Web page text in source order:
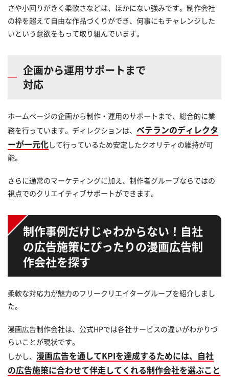
さや小回りがきく柔軟さなどは、ほかにない強みです。制作会社
の枠を超えて自由な作品づくりができ、何事にもチャレンジした
いという意欲をもって取り組んでいます。
企画から運用サポートまで
対応
ホームページの企画から制作・運用のサポートまで、総合的に業
務を行っています。ディレクションは、 ベテランのディレクタ
ーが一元化して行っているため安定したクオリティの維持が可
能。
さらに通常のマーケティングに加え、制作者グループならではの
視点でのクリエイティブサポートができます。
制作事例だけじゃわからない！ 自社
の広告施策にぴったりの漫画広告制
作会社を探す
柔軟な対応力が魅力のフリークリエイターグループを紹介しまし
た。
漫画広告制作会社は、公式HPでは各社サービスの違いがわかりづ
らいことが現状です。
しかし、 漫画広告を通してKPIを達成するためには、自社
の広告施策に合わせて伴走してくれる制作会社を選ぶこと